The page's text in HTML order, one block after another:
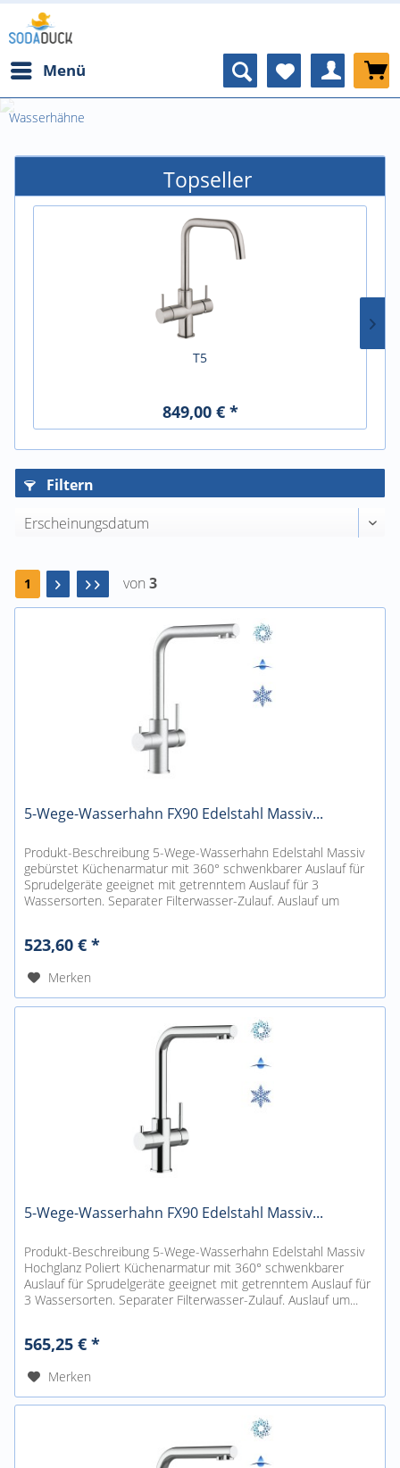
Menü
Wasserhähne
Topseller
T5
849,00 € *
Filtern
1 von 3
5-Wege-Wasserhahn FX90 Edelstahl Massiv...
Produkt-Beschreibung 5-Wege-Wasserhahn Edelstahl Massiv
gebürstet Küchenarmatur mit 360° schwenkbarer Auslauf für
Sprudelgeräte geeignet mit getrenntem Auslauf für 3
Wassersorten. Separater Filterwasser-Zulauf. Auslauf um
523,60 € *
Merken
5-Wege-Wasserhahn FX90 Edelstahl Massiv...
Produkt-Beschreibung 5-Wege-Wasserhahn Edelstahl Massiv
Hochglanz Poliert Küchenarmatur mit 360° schwenkbarer
Auslauf für Sprudelgeräte geeignet mit getrenntem Auslauf für
3 Wassersorten. Separater Filterwasser-Zulauf. Auslauf um...
565,25 € *
Merken